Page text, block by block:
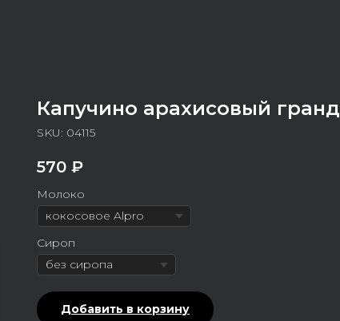
Капучино арахисовый гранд
SKU: 04115
570 ₽
Молоко
Сироп
Добавить в корзину